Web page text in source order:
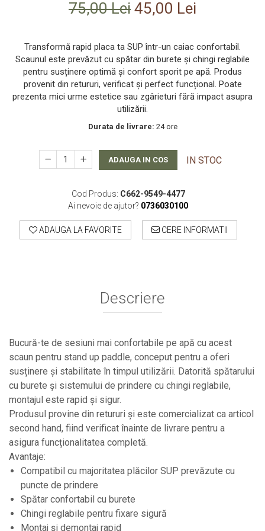
Smartwatch-Uri
Textile
Textile Camera
USB
Wireless
75,00 Lei 45,00 Lei
Transformă rapid placa ta SUP într-un caiac confortabil.
Scaunul este prevăzut cu spătar din burete și chingi reglabile
pentru susținere optimă și confort sporit pe apă. Produs
provenit din retururi, verificat și perfect funcțional. Poate
prezenta mici urme estetice sau zgârieturi fără impact asupra
utilizării.
Durata de livrare: 24 ore
ADAUGA IN COS IN STOC
Cod Produs: C662-9549-4477
Ai nevoie de ajutor? 0736030100
ADAUGA LA FAVORITE CERE INFORMATII
Descriere
Bucură-te de sesiuni mai confortabile pe apă cu acest
scaun pentru stand up paddle, conceput pentru a oferi
susținere și stabilitate în timpul utilizării. Datorită spătarului
cu burete și sistemului de prindere cu chingi reglabile,
montajul este rapid și sigur.
Produsul provine din retururi și este comercializat ca articol
second hand, fiind verificat înainte de livrare pentru a
asigura funcționalitatea completă.
Avantaje:
Compatibil cu majoritatea plăcilor SUP prevăzute cu
puncte de prindere
Spătar confortabil cu burete
Chingi reglabile pentru fixare sigură
Montaj și demontaj rapid